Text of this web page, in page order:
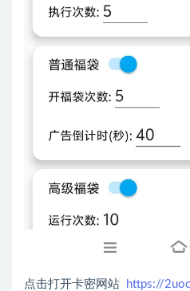
点击打开卡密网站 https://